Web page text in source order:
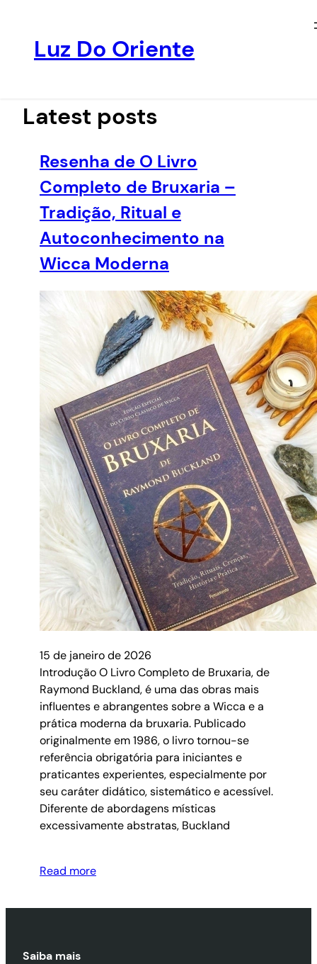
conteúdo
Luz Do Oriente
Latest posts
Resenha de O Livro
Completo de Bruxaria –
Tradição, Ritual e
Autoconhecimento na
Wicca Moderna
15 de janeiro de 2026
Introdução O Livro Completo de Bruxaria, de
Raymond Buckland, é uma das obras mais
influentes e abrangentes sobre a Wicca e a
prática moderna da bruxaria. Publicado
originalmente em 1986, o livro tornou-se
referência obrigatória para iniciantes e
praticantes experientes, especialmente por
seu caráter didático, sistemático e acessível.
Diferente de abordagens místicas
excessivamente abstratas, Buckland
Read more
Saiba mais